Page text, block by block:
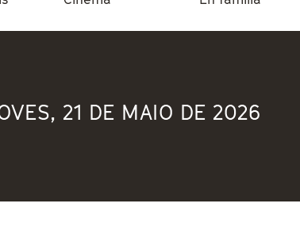
21 DE MAIO DE 2026